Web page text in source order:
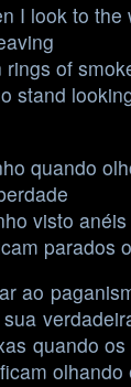
I look to the
of
stand
quando
visto
parados
ao
quando